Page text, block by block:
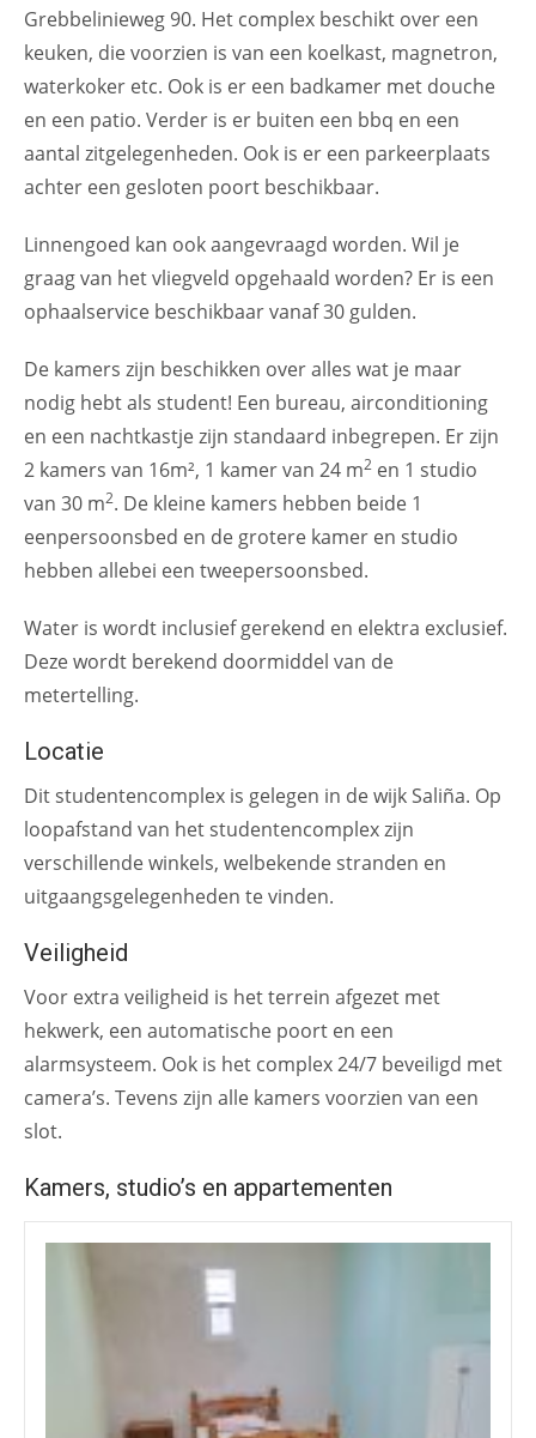
Grebbelinieweg 90. Het complex beschikt over een
keuken, die voorzien is van een koelkast, magnetron,
waterkoker etc. Ook is er een badkamer met douche
en een patio. Verder is er buiten een bbq en een
aantal zitgelegenheden. Ook is er een parkeerplaats
achter een gesloten poort beschikbaar.
Linnengoed kan ook aangevraagd worden. Wil je
graag van het vliegveld opgehaald worden? Er is een
ophaalservice beschikbaar vanaf 30 gulden.
De kamers zijn beschikken over alles wat je maar
nodig hebt als student! Een bureau, airconditioning
en een nachtkastje zijn standaard inbegrepen. Er zijn
2 kamers van 16m², 1 kamer van 24 m2 en 1 studio
van 30 m2. De kleine kamers hebben beide 1
eenpersoonsbed en de grotere kamer en studio
hebben allebei een tweepersoonsbed.
Water is wordt inclusief gerekend en elektra exclusief.
Deze wordt berekend doormiddel van de
metertelling.
Locatie
Dit studentencomplex is gelegen in de wijk Saliña. Op
loopafstand van het studentencomplex zijn
verschillende winkels, welbekende stranden en
uitgaangsgelegenheden te vinden.
Veiligheid
Voor extra veiligheid is het terrein afgezet met
hekwerk, een automatische poort en een
alarmsysteem. Ook is het complex 24/7 beveiligd met
camera’s. Tevens zijn alle kamers voorzien van een
slot.
Kamers, studio’s en appartementen